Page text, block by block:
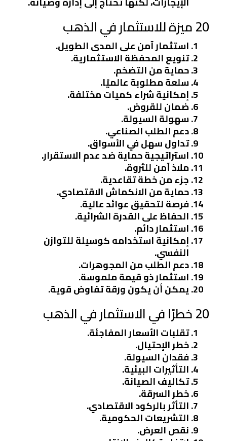
20 ميزة للاستثمار في الذهب
استثمار آمن على المدى الطويل.
تنويع المحفظة الاستثمارية.
حماية من التضخم.
سلعة مطلوبة عالميًا.
إمكانية شراء كميات مختلفة.
ضمان للقروض.
سهولة السيولة.
دعم الطلب الصناعي.
تداول سهل في الأسواق.
استراتيجية حماية ضد عدم الاستقرار.
ملاذ آمن للثروة.
جزء من خطة تقاعدية.
حماية من الانكماش الاقتصادي.
فرصة لتحقيق عوائد عالية.
الحفاظ على القدرة الشرائية.
استثمار دائم.
إمكانية استخدامه كوسيلة للتوازن
النفسي.
دعم الطلب من المجوهرات.
استثمار ذو قيمة ملموسة.
يمكن أن يكون ورقة تفاوض قوية.
20 خطرًا في الاستثمار في الذهب
تقلبات الأسعار المفاجئة.
خطر الإحتيال.
فقدان السيولة.
التأثيرات البيئية.
تكاليف الصيانة.
خطر السرقة.
التأثر بالركود الاقتصادي.
التشريعات الحكومية.
نقص العرض.